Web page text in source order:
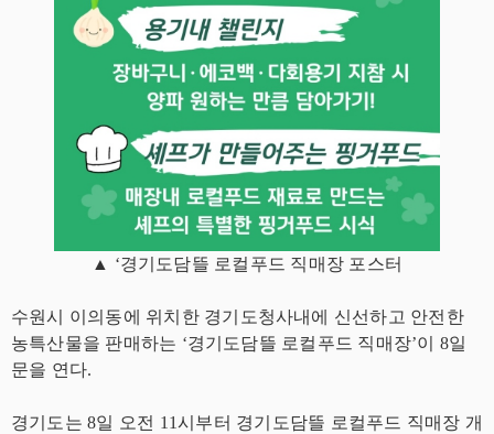
▲ ‘경기도담뜰 로컬푸드 직매장 포스터
수원시 이의동에 위치한 경기도청사내에 신선하고 안전한
농특산물을 판매하는 ‘경기도담뜰 로컬푸드 직매장’이 8일
문을 연다.
경기도는 8일 오전 11시부터 경기도담뜰 로컬푸드 직매장 개